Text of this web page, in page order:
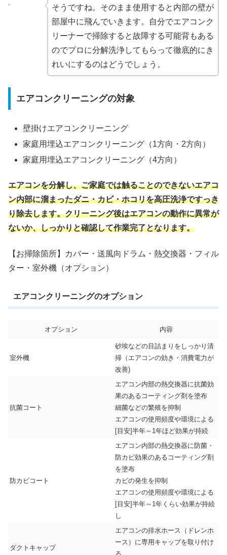
そうですね。そのまま使用すると内部の壁が
部屋中に飛んでいきます。自分でエアコンク
リーナーで掃除すると故障する可能背もある
のでプロに分解洗浄してもらって徹底的にき
れいにするのはどうでしょう。
エアコンクリーニングの対象
壁掛けエアコンクリーニング
家庭用埋込エアコンクリーニング（1方向・2方向）
家庭用埋込エアコンクリーニング（4方向）
エアコンを分解し、ご家庭では触ることのできないエアコ
ン内部に溜まったダニ・カビ・ホコリを高圧洗浄ですっき
り除去します。クリーニング後はエアコンの動作に異常が
ないか、しっかりと確認して作業完了となります。
【お掃除箇所】カバー・送風向ドラム・熱交換器・フィル
ター・室外機（オプション）
エアコンクリーニングのオプション
オプション 内容
室外機
砂埃などの目詰まりをしっかり清
掃（エアコンの効き・消費電力が
改善)
抗菌コート
エアコン内部の熱交換器に抗菌効
果のあるコーティング剤を塗布
細菌などの繁殖を抑制
エアコンの使用頻度や環境による
[目安]半年～1年ほど効果が持続
防カビコート
エアコン内部の熱交換器に防菌・
防カビ効果のあるコーティング剤
を塗布
カビの発生を抑制
エアコンの使用頻度や環境による
[目安]半年～1年くらい効果が持続
し
ダクトキャップ
エアコンの排水ホース（ドレンホ
ース）に専用キャップを取り付け